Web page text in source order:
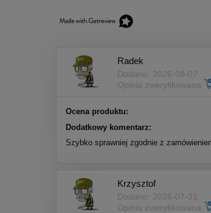
Radek
Dodano: 2026-08-07
Opinia zweryfikowana
Ocena produktu:
Dodatkowy komentarz:
Szybko sprawniej zgodnie z
Krzysztof
Dodano: 2026-07-31
Opinia zweryfikowana